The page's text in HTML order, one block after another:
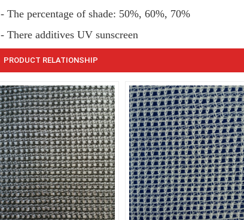
- The percentage of shade: 50%, 60%, 70%
- There additives UV sunscreen
PRODUCT RELATIONSHIP